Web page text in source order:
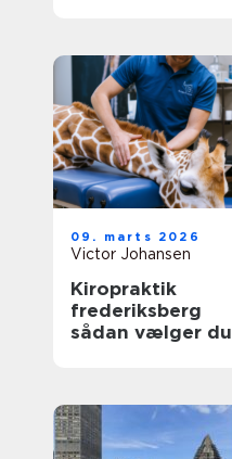
09. marts 2026
Victor Johansen
Kiropraktik
frederiksberg
sådan vælger du